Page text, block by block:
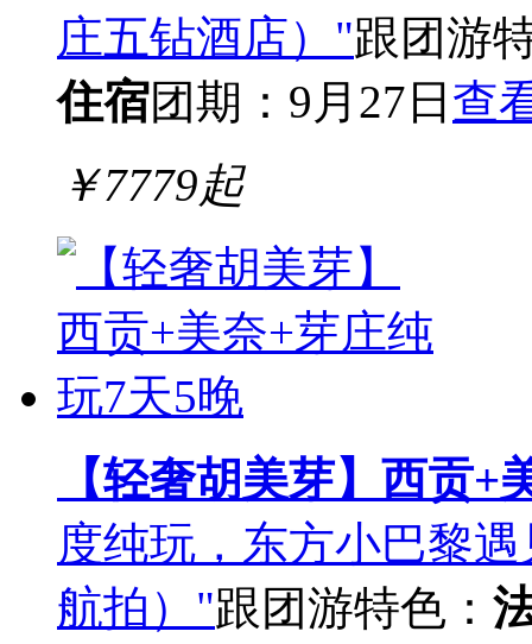
庄五钻酒店）"跟团游
住宿团期：9月27日 查
￥7779起
【轻奢胡美芽】西贡+
度纯玩，东方小巴黎
航拍）"跟团游特色：